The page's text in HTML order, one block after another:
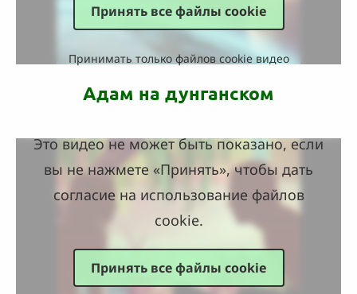
Принять все файлы cookie
Принимать только файлов cookie видео
Адам на дунганском
Это видео не может быть показано, если
вы не нажмете «Принять», чтобы дать
согласие на использование файлов
cookie.
Принять все файлы cookie